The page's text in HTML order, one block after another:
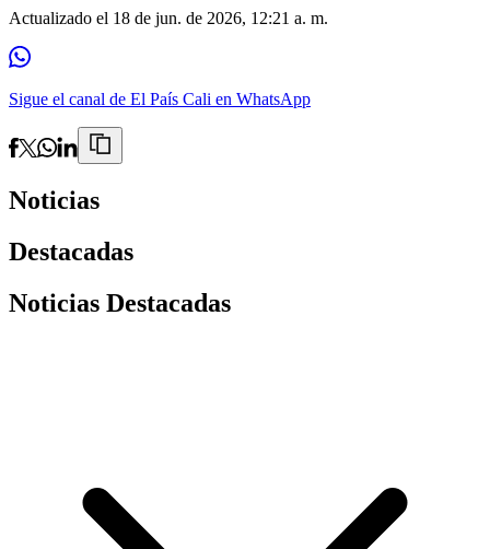
Actualizado el 18 de jun. de 2026, 12:21 a. m.
Sigue el canal de El País Cali en WhatsApp
Noticias
Destacadas
Noticias Destacadas